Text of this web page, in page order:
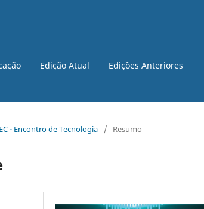
Edição Atual Edições Anteriores
- Encontro de Tecnologia / Resumo